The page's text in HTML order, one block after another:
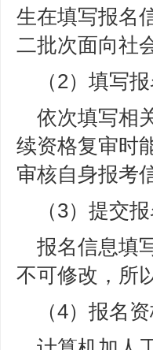
生在填写报名
二批次面向社
（2）填写
依次填写相
续资格复审时
审核自身报考
（3）提交
报名信息填
不可修改，所
（4）报名